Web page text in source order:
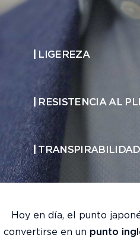
| LIGEREZA
|RESISTENCIA AL
|TRANSPIRABILIDAD
Hoy en día, el punto
convertirse en un punto